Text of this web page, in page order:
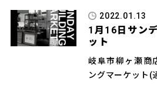
2022.01.13
1月16日サン
ット
岐阜市柳ヶ瀬商
ングマーケット(